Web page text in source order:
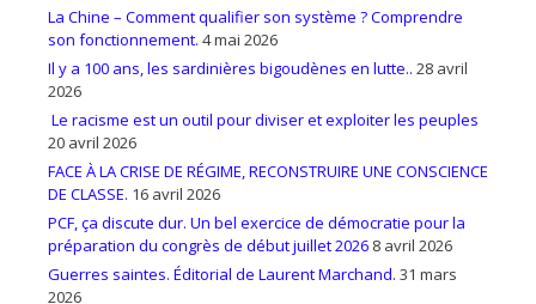
La Chine – Comment qualifier son système ? Comprendre
son fonctionnement. 4 mai 2026
Il y a 100 ans, les sardinières bigoudènes en lutte.. 28 avril
2026
Le racisme est un outil pour diviser et exploiter les peuples
20 avril 2026
FACE À LA CRISE DE RÉGIME, RECONSTRUIRE UNE CONSCIENCE
DE CLASSE. 16 avril 2026
PCF, ça discute dur. Un bel exercice de démocratie pour la
préparation du congrès de début juillet 2026 8 avril 2026
Guerres saintes. Éditorial de Laurent Marchand. 31 mars
2026